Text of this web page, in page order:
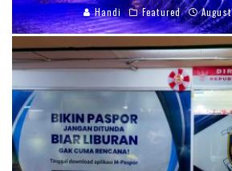
Handi Featured